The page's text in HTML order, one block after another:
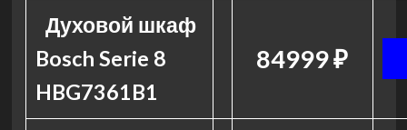
Духовой шкаф
Bosch Serie 8
HBG7361B1
84999 ₽